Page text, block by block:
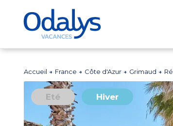
Accueil France Côte d'Azur Grimaud
Eté Hiver